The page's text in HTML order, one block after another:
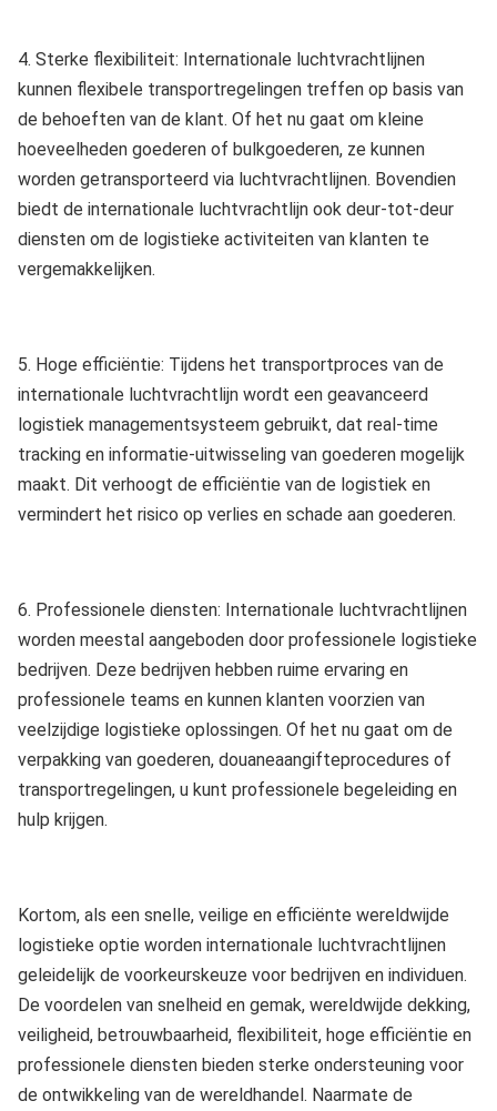
4. Sterke flexibiliteit: Internationale luchtvrachtlijnen
kunnen flexibele transportregelingen treffen op basis van
de behoeften van de klant. Of het nu gaat om kleine
hoeveelheden goederen of bulkgoederen, ze kunnen
worden getransporteerd via luchtvrachtlijnen. Bovendien
biedt de internationale luchtvrachtlijn ook deur-tot-deur
diensten om de logistieke activiteiten van klanten te
vergemakkelijken.
5. Hoge efficiëntie: Tijdens het transportproces van de
internationale luchtvrachtlijn wordt een geavanceerd
logistiek managementsysteem gebruikt, dat real-time
tracking en informatie-uitwisseling van goederen mogelijk
maakt. Dit verhoogt de efficiëntie van de logistiek en
vermindert het risico op verlies en schade aan goederen.
6. Professionele diensten: Internationale luchtvrachtlijnen
worden meestal aangeboden door professionele logistieke
bedrijven. Deze bedrijven hebben ruime ervaring en
professionele teams en kunnen klanten voorzien van
veelzijdige logistieke oplossingen. Of het nu gaat om de
verpakking van goederen, douaneaangifteprocedures of
transportregelingen, u kunt professionele begeleiding en
hulp krijgen.
Kortom, als een snelle, veilige en efficiënte wereldwijde
logistieke optie worden internationale luchtvrachtlijnen
geleidelijk de voorkeurskeuze voor bedrijven en individuen.
De voordelen van snelheid en gemak, wereldwijde dekking,
veiligheid, betrouwbaarheid, flexibiliteit, hoge efficiëntie en
professionele diensten bieden sterke ondersteuning voor
de ontwikkeling van de wereldhandel. Naarmate de